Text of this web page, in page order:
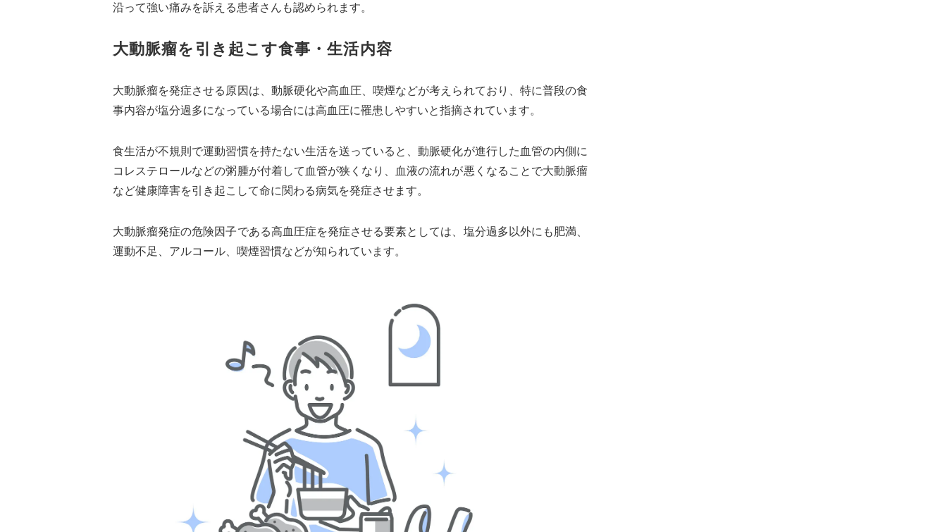
沿って強い痛みを訴える患者さんも認められます。
大動脈瘤を引き起こす食事・生活内容
大動脈瘤を発症させる原因は、動脈硬化や高血圧、喫煙などが考えられており、特に普段の食
事内容が塩分過多になっている場合には高血圧に罹患しやすいと指摘されています。
食生活が不規則で運動習慣を持たない生活を送っていると、動脈硬化が進行した血管の内側に
コレステロールなどの粥腫が付着して血管が狭くなり、血液の流れが悪くなることで大動脈瘤
など健康障害を引き起こして命に関わる病気を発症させます。
大動脈瘤発症の危険因子である高血圧症を発症させる要素としては、塩分過多以外にも肥満、
運動不足、アルコール、喫煙習慣などが知られています。